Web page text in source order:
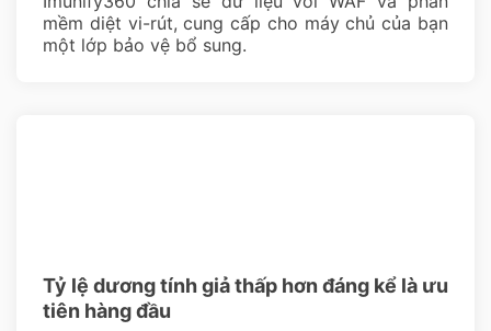
mềm diệt vi-rút, cung cấp cho máy chủ của bạn
một lớp bảo vệ bổ sung.
Tỷ lệ dương tính giả thấp hơn đáng kể là ưu
tiên hàng đầu